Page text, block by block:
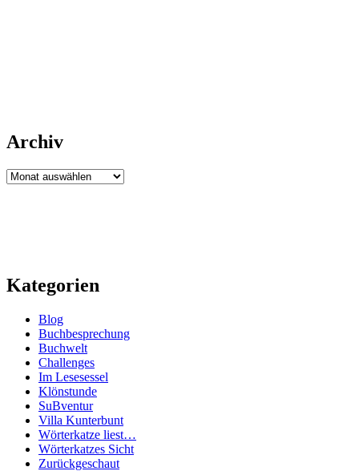
Archiv
Archiv
Kategorien
Blog
Buchbesprechung
Buchwelt
Challenges
Im Lesesessel
Klönstunde
SuBventur
Villa Kunterbunt
Wörterkatze liest…
Wörterkatzes Sicht
Zurückgeschaut